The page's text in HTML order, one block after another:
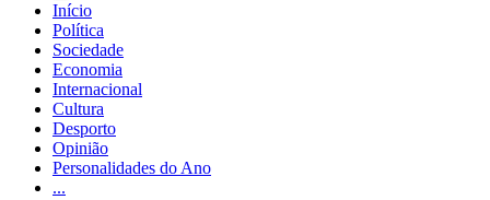
Início
Política
Sociedade
Economia
Internacional
Cultura
Desporto
Opinião
Personalidades do Ano
...